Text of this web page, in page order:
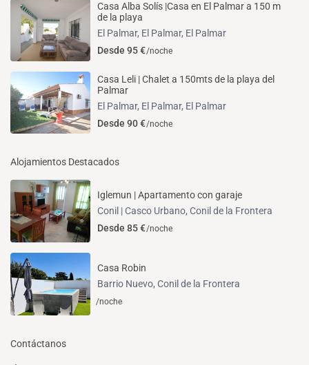
Casa Alba Solís |Casa en El Palmar a 150 m
de la playa
El Palmar, El Palmar, El Palmar
Desde 95 €/noche
Casa Leli | Chalet a 150mts de la playa del
Palmar
El Palmar, El Palmar, El Palmar
Desde 90 €/noche
Alojamientos Destacados
Iglemun | Apartamento con garaje
Conil | Casco Urbano, Conil de la Frontera
Desde 85 €/noche
Casa Robin
Barrio Nuevo, Conil de la Frontera
/noche
Contáctanos